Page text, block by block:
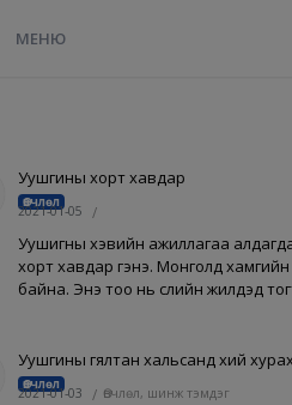
МЕНЮ
Уушгины хорт хавдар
Өвчлөл
2021-01-05 /
Уушигны хэвийн ажиллагаа
хорт хавдар гэнэ. Монголд
байна. Энэ тоо нь сүүлийн жилүүдэд
Уушгины гялтан хальсанд хий
Өвчлөл
2021-01-03 / Өвчлөл, шинж тэмдэг